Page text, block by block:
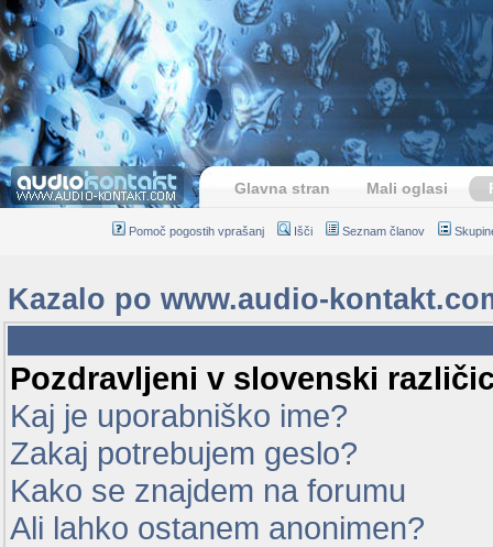
Glavna stran Mali oglasi
Pomoč pogostih vprašanj Išči Seznam članov
Kazalo po www.audio-
Pozdravljeni v slovenski
Kaj je uporabniško ime?
Zakaj potrebujem geslo?
Kako se znajdem na forumu
Ali lahko ostanem anonimen?